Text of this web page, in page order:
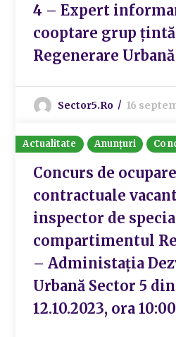
4 – Expert
cooptare grup țintă
Regenerare
Sector5.ro 16
Actualitate Anunțuri
Concurs de
contractuale
inspector de
compartimentul
– Administația
Urbană Sector 5
12.10.2023, ora 10:00